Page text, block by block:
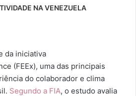
NA VENEZUELA
da iniciativa
(FEEx), uma das principais
do colaborador e clima
Segundo a FIA, o estudo avalia